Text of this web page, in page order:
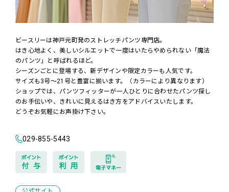
ビースリーは神戸元町発のストレッチパンツ専門店。
はき心地よく、美しいシルエットで一度はいたらやめられない「魔法
のパンツ」と呼ばれるほど。
シーズンごとに登場する、新デザインや限定カラーも人気です。
サイズも3号～21号と豊富に揃います。（カラーにより異なります）
ショップでは、パンツフィッターが一人ひとりに合わせたパンツ探し
のお手伝いや、きれいに見えるはき方をアドバイスいたします。
どうぞお気軽にお声掛け下さい。
029-855-5443